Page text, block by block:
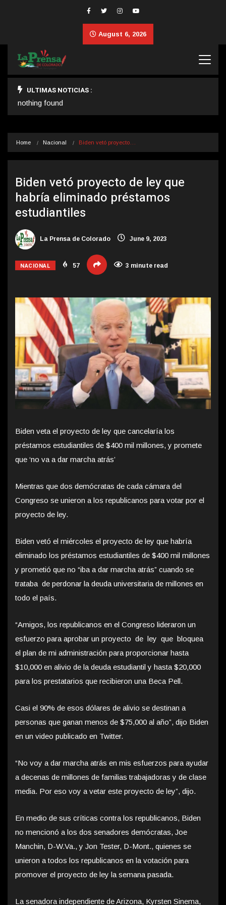
August 6, 2026
ULTIMAS NOTICIAS :
nothing found
Home Nacional Biden vetó proyecto…
Biden vetó proyecto de ley que
habría eliminado préstamos
estudiantiles
La Prensa de Colorado June 9, 2023
NACIONAL 57 3 minute read
Biden veta el proyecto de ley que cancelaría los
préstamos estudiantiles de $400 mil millones, y promete
que ‘no va a dar marcha atrás’
Mientras que dos demócratas de cada cámara del
Congreso se unieron a los republicanos para votar por el
proyecto de ley.
Biden vetó el miércoles el proyecto de ley que habría
eliminado los préstamos estudiantiles de $400 mil millones
y prometió que no “iba a dar marcha atrás” cuando se
trataba de perdonar la deuda universitaria de millones en
todo el país.
“Amigos, los republicanos en el Congreso lideraron un
esfuerzo para aprobar un proyecto de ley que bloquea
el plan de mi administración para proporcionar hasta
$10,000 en alivio de la deuda estudiantil y hasta $20,000
para los prestatarios que recibieron una Beca Pell.
Casi el 90% de esos dólares de alivio se destinan a
personas que ganan menos de $75,000 al año”, dijo Biden
en un video publicado en Twitter.
“No voy a dar marcha atrás en mis esfuerzos para ayudar
a decenas de millones de familias trabajadoras y de clase
media. Por eso voy a vetar este proyecto de ley”, dijo.
En medio de sus críticas contra los republicanos, Biden
no mencionó a los dos senadores demócratas, Joe
Manchin, D-W.Va., y Jon Tester, D-Mont., quienes se
unieron a todos los republicanos en la votación para
promover el proyecto de ley la semana pasada.
La senadora independiente de Arizona, Kyrsten Sinema,